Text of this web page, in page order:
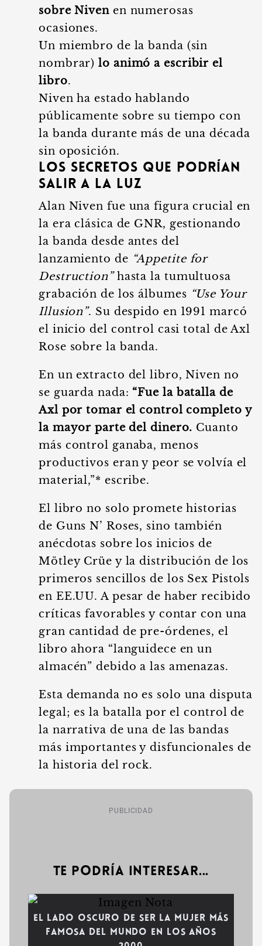
sobre Nivenen numerosas
ocasiones.
Un miembro de la banda (sin
nombrar)lo animó a escribir el
libro.
Niven ha estado hablando
públicamente sobre su tiempo con
la banda durante más de una década
sin oposición.
Los Secretos que Podrían
Salir a la Luz
Alan Niven fue una figura crucial en
la era clásica de GNR, gestionando
la banda desde antes del
lanzamiento de “Appetite for
Destruction”hasta la tumultuosa
grabación de los álbumes “Use Your
Illusion”. Su despido en 1991 marcó
el inicio del control casi total de Axl
Rose sobre la banda.
En un extracto del libro, Niven no
se guarda nada: “Fue la batalla de
Axl por tomar el control completo y
la mayor parte del dinero. Cuanto
más control ganaba, menos
productivos eran y peor se volvía el
material,”* escribe.
El libro no solo promete historias
de Guns N’ Roses, sino también
anécdotas sobre los inicios de
Mötley Crüe y la distribución de los
primeros sencillos de los Sex Pistols
en EE.UU. A pesar de haber recibido
críticas favorables y contar con una
gran cantidad de pre-órdenes, el
libro ahora “languidece en un
almacén” debido a las amenazas.
Esta demanda no es solo una disputa
legal; es la batalla por el control de
la narrativa de una de las bandas
más importantes y disfuncionales de
la historia del rock.
PUBLICIDAD
Te podría interesar...
El lado oscuro de ser la mujer más
famosa del mundo en los años